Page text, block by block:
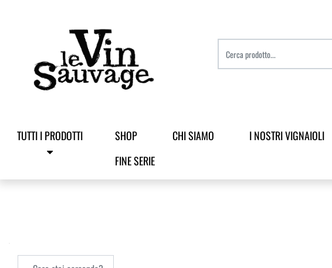
TUTTI I PRODOTTI SHOP CHI SIAMO I NOSTRI VIGNAIOLI
FINE SERIE